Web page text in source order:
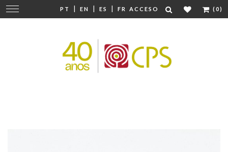
PT | EN | ES | FR ACCESO (0)
Cambiar
navegación